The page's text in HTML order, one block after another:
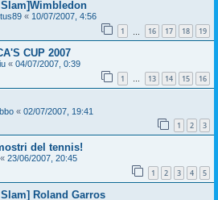
« 10/07/2007, 4:56
1 16 17 18 19
CUP 2007
« 04/07/2007, 0:39
1 … 13 14 15 16
« 02/07/2007, 19:41
1 2 3
del tennis!
« 23/06/2007, 20:45
1 2 3 4 5
Roland Garros